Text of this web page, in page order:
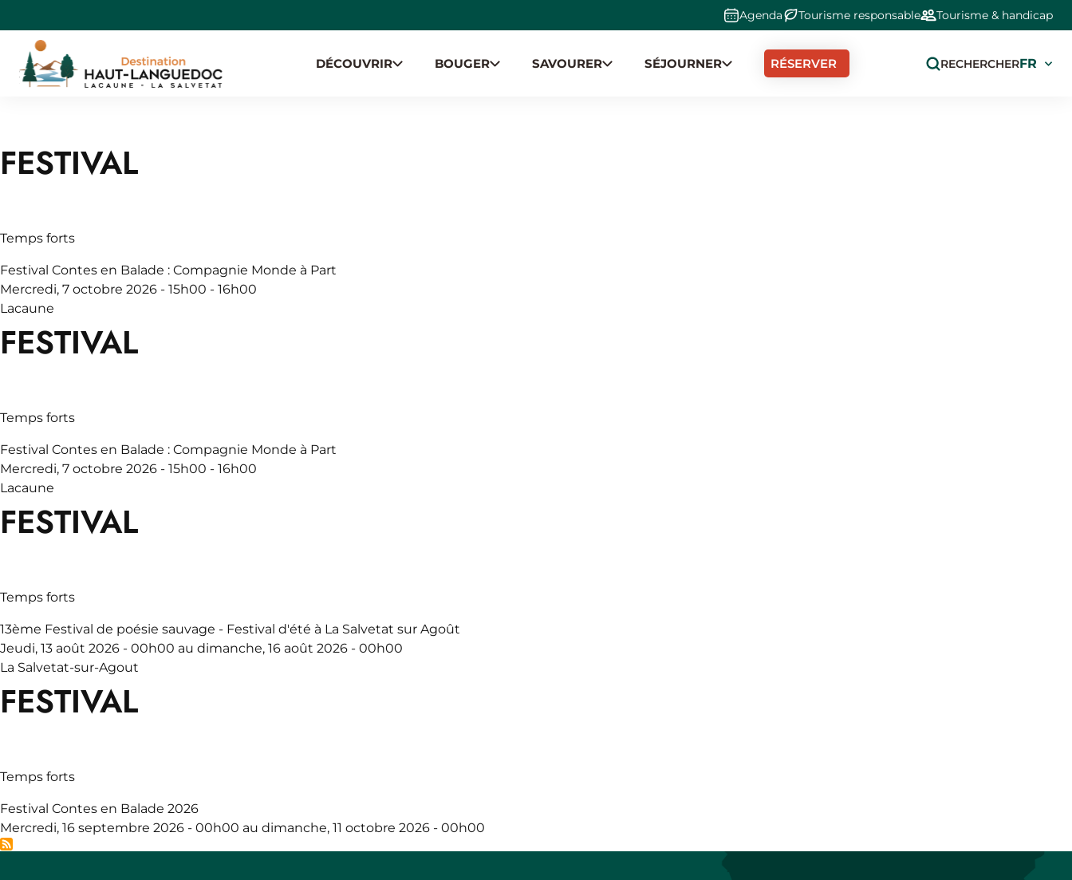
au
contenu
principal
secondaire
Agenda Tourisme responsable Tourisme & handicap
NAVIGATION
DÉCOUVRIR BOUGER SAVOURER SÉJOURNER RÉSERVER RECHERCHERSelect
FESTIVAL
Temps forts
Festival Contes en Balade : Compagnie Monde à Part
Mercredi, 7 octobre 2026 - 15h00 - 16h00
Lacaune
FESTIVAL
Temps forts
Festival Contes en Balade : Compagnie Monde à Part
Mercredi, 7 octobre 2026 - 15h00 - 16h00
Lacaune
FESTIVAL
Temps forts
13ème Festival de poésie sauvage - Festival d'été à La Salvetat sur Agoût
Jeudi, 13 août 2026 - 00h00 au dimanche, 16 août 2026 - 00h00
La Salvetat-sur-Agout
FESTIVAL
Temps forts
Festival Contes en Balade 2026
Mercredi, 16 septembre 2026 - 00h00 au dimanche, 11 octobre 2026 - 00h00